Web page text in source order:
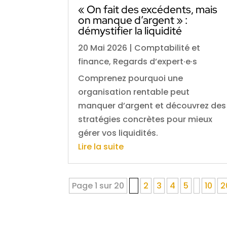
« On fait des excédents, mais
on manque d’argent » :
démystifier la liquidité
20 Mai 2026 | Comptabilité et
finance, Regards d’expert·e·s
Comprenez pourquoi une
organisation rentable peut
manquer d’argent et découvrez des
stratégies concrètes pour mieux
gérer vos liquidités.
Lire la suite
Page 1 sur 20 2 3 4 5 10